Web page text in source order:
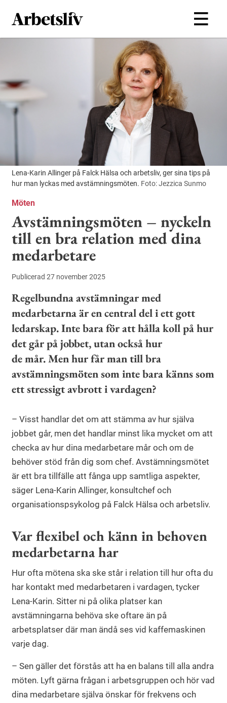
Hoppa till huvudinnehållet
Lena-Karin Allinger på Falck Hälsa och arbetsliv, ger sina tips på
hur man lyckas med avstämningsmöten. Foto: Jezzica Sunmo
Möten
Avstämningsmöten – nyckeln
till en bra relation med dina
medarbetare
Publicerad 27 november 2025
Regelbundna avstämningar med
medarbetarna är en central del i ett gott
ledarskap. Inte bara för att hålla koll på hur
det går på jobbet, utan också hur
de mår. Men hur får man till bra
avstämningsmöten som inte bara känns som
ett stressigt avbrott i vardagen?
– Visst handlar det om att stämma av hur själva
jobbet går, men det handlar minst lika mycket om att
checka av hur dina medarbetare mår och om de
behöver stöd från dig som chef. Avstämningsmötet
är ett bra tillfälle att fånga upp samtliga aspekter,
säger Lena-Karin Allinger, konsultchef och
organisationspsykolog på Falck Hälsa och arbetsliv.
Var flexibel och känn in behoven
medarbetarna har
Hur ofta mötena ska ske står i relation till hur ofta du
har kontakt med medarbetaren i vardagen, tycker
Lena-Karin. Sitter ni på olika platser kan
avstämningarna behöva ske oftare än på
arbetsplatser där man ändå ses vid kaffemaskinen
varje dag.
– Sen gäller det förstås att ha en balans till alla andra
möten. Lyft gärna frågan i arbetsgruppen och hör vad
dina medarbetare själva önskar för frekvens och